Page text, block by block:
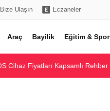
Bize Ulaşın Eczaneler
Araç Bayilik Eğitim & Spor
Cihaz Fiyatları Kapsamlı Rehber
ve Maliyet Rehberi